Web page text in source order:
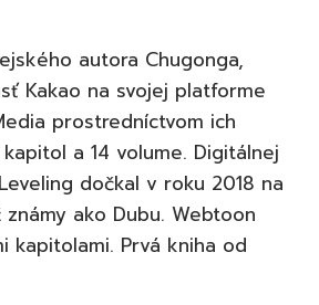
autora Chugonga,
Kakao na svojej platforme
prostredníctvom ich
a 14 volume. Digitálnej
dočkal v roku 2018 na
ako Dubu. Webtoon
kapitolami. Prvá kniha od